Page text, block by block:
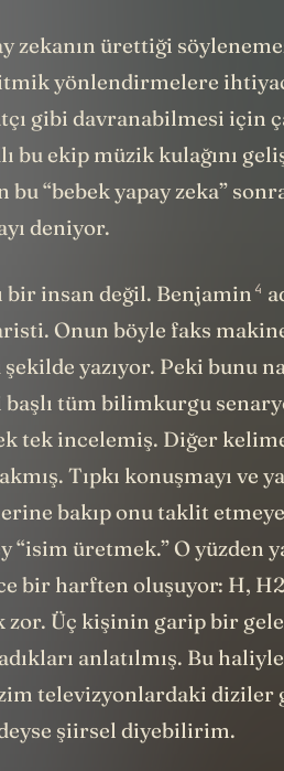
zekanın ürettiği
yönlendirmelere
gibi davranabilmesi için
bu ekip müzik kulağını
“bebek yapay zeka”
deniyor.
bir insan değil. Benjamin 4
Onun böyle faks
yazıyor. Peki bunu
başlı tüm bilimkurgu
tek incelemiş. Diğer
Tıpkı konuşmayı ve
bakıp onu taklit etmeye
“isim üretmek.” O yüzden
bir harften oluşuyor: H, H2
zor. Üç kişinin garip bir
anlatılmış. Bu
televizyonlardaki diziler
şiirsel diyebilirim.